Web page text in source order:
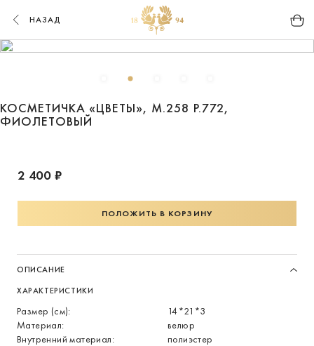
НАЗАД
КОСМЕТИЧКА «ЦВЕТЫ», М.258 Р.772,
ФИОЛЕТОВЫЙ
2 400 ₽
ПОЛОЖИТЬ В КОРЗИНУ
ОПИСАНИЕ
ХАРАКТЕРИСТИКИ
Размер (см):
14*21*3
Материал:
велюр
Внутренний материал:
полиэстер